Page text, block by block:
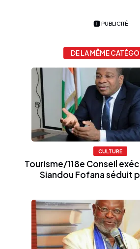
PUBLICITÉ
DE LA MÊME
CULTURE
Tourisme/118e Conseil
Siandou Fofana séduit